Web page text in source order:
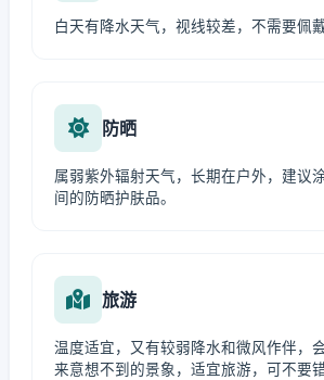
白天有降水天气，视线较差，不需要佩
防晒
属弱紫外辐射天气，长期在户外，建议
间的防晒护肤品。
旅游
温度适宜，又有较弱降水和微风作伴，
来意想不到的景象，适宜旅游，可不要